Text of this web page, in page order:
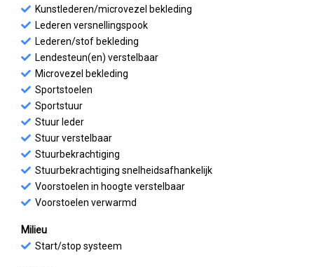
Kunstlederen/microvezel bekleding
Lederen versnellingspook
Lederen/stof bekleding
Lendesteun(en) verstelbaar
Microvezel bekleding
Sportstoelen
Sportstuur
Stuur leder
Stuur verstelbaar
Stuurbekrachtiging
Stuurbekrachtiging snelheidsafhankelijk
Voorstoelen in hoogte verstelbaar
Voorstoelen verwarmd
Milieu
Start/stop systeem